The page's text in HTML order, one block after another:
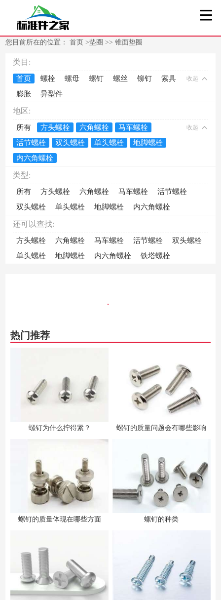
您目前所在的位置：首页>垫圈 >>锥面垫圈
类目:
首页 螺栓 螺母 螺钉 螺丝 铆钉
索具
膨胀
异型件
收起
地区:
所有 方头螺栓 六角螺栓
马车螺栓
活节螺栓
双头螺栓 单头螺栓
地脚螺栓
内六角螺栓
收起
类型:
所有 方头螺栓 六角螺栓 马车螺栓
活节螺栓
双头螺栓
单头螺栓 地脚螺栓 内六角螺栓
还可以查找:
方头螺栓 六角螺栓 马车螺栓 活节螺栓
双头螺栓
单头螺栓
地脚螺栓 内六角螺栓 铁塔螺栓
热门推荐
螺钉为什么拧得紧？ 螺钉的质量问题会有哪些影响
螺钉的质量体现在哪些方面 螺钉的种类